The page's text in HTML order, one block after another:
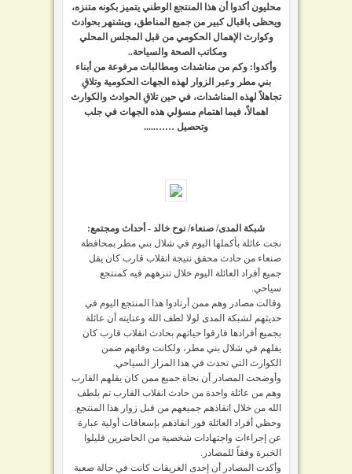
محليون أكدوا أن هذا المنتجع الوطني يتميز بكونه متنزه،
ويحظى باقبال كبير من جميع المناطق، ويشتهر بحوادث
وكوارث الإهمال الحكومي من قبل المجلس المحلي
ومكاتب الصحة والسياحة..
وأكدوا: وكم من مناشدات ومطالبات مرفوعة من أبناء
بني مطر وعبر الزوار لهذه الجهات الحكومية وتلاقِ
تجاهلاً لهذه المناشدات، في حين تلاقِ الحوادث والكوارث
اهمالاً، فيما اهتمام مسؤلي هذه الجهات في جلب
وتحصيل …….....
شبكة المدى/ صنعاء/ نوح خالد - أحداث ومجتمع:
نجت عائلة بأكملها اليوم في شلال بني مطر بمحافظة
صنعاء من حادث محقق نتيجة انقلاب قارب كان يقل
جميع أفراد العائلة اليوم خلال تنزههم فيه كمنتجع
سياحي.
وقالت مصادر وهم ممن أرتادوا هذا المنتجع اليوم في
حديثهم لشبكة المدى لولا لطف الله وعنايته أن عائلة
بجميع أفرادها فارقوا حياتهم بحادث انقلاب قارب كان
يقلهم في شلال بني مطر، ولكانت وفاتهم ضمن
الكوارث التي تحدث في هذا المزار السياحي.
وأوضحت المصادر أن نجاة جميع ممن كان يقلهم القارب
وهم من عائلة واحدة من حادث انقلاب القارب تم بلطف
الله من خلال انقاذهم جميعهم من قبل زوار هذا المنتجع.
وحظي أفراد العائلة فور انقاذهم بإسعافات أولية عبارة
عن إجراءات واجتهادات شخصية من الحاضرين قليلوا
الخبرة وفقاً للمصادر.
وأكدت المصادر أن إحدى الغريقات كانت في حالة صعبة